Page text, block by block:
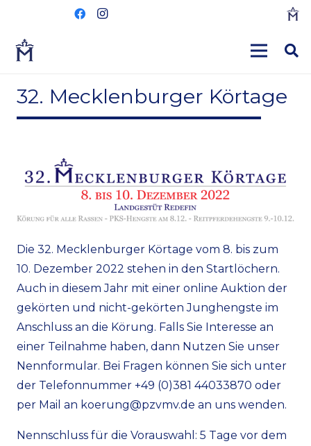
32. Mecklenburger Körtage
Die 32. Mecklenburger Körtage vom 8. bis zum
10. Dezember 2022 stehen in den Startlöchern.
Auch in diesem Jahr mit einer online Auktion der
gekörten und nicht-gekörten Junghengste im
Anschluss an die Körung. Falls Sie Interesse an
einer Teilnahme haben, dann Nutzen Sie unser
Nennformular. Bei Fragen können Sie sich unter
der Telefonnummer +49 (0)381 44033870 oder
per Mail an koerung@pzvmv.de an uns wenden.
Nennschluss für die Vorauswahl: 5 Tage vor dem